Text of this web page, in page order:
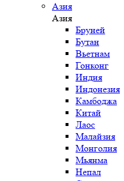
Азия
Азия
Бруней
Бутан
Вьетнам
Гонконг
Индия
Индонезия
Камбоджа
Китай
Лаос
Малайзия
Монголия
Мьянма
Непал